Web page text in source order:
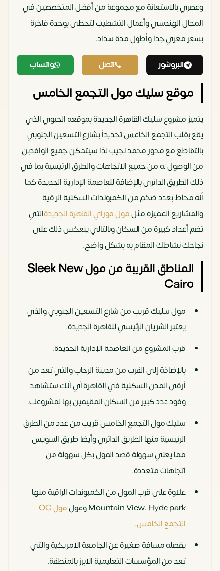
وعصري بالاستعانة مع مجموعة من أفضل المتخصصين في
المجال الهندسي وأعمال التشطيب لتحظى بوحدة فاخرة
بسعر مغري جدا وأطول مدة سداد.
البروشور اتصل واتساب
موقع سليك مول التجمع الخامس
يتميز مشروع سليك القاهرة الجديدة بموقعه الحيوي الذي
يقع بقلب التجمع الخامس تحديداً بشارع التسعين الجنوبي
بالتقاطع مع محور محمد نجيب لذا سيتمكن جميع الوافدين
من الوصول له من جميع الاتجاهات والطرق الرئيسية بما في
ذلك الطريق الدائرى بالإضافة للعاصمة الإدارية الجديدة كما
أنه محاط بعدد ضخم من الكمبوندات السكنية الراقية
والمشاريع المميزه مثلمول موراي القاهرة الجديدةالتي
تضم أعداد كبيرة من السكان وبالتالي ينعكس ذلك على
نجاحك نشاطك المقام به بشكل واضح.
المناطق القريبة من مول Sleek New
Cairo
مول سليك قريب من شارع التسعين الجنوبي والذي
يعتبر الشريان الرئيسي للقاهرة الجديدة.
قرب المشروع من العاصمة الإدارية الجديدة.
بالإضافة إلى القرب من مدينة الرحاب والتي تعد من
أرقى المدن السكنية في القاهرة أي أنك ستشاهد
وفود عدد كبير من السكان المقيمين بها لمشروعك.
سليك مول التجمع الخامس قريب من عدد من الطرق
الرئيسية منها الطريق الدائري وأيضا طريق السويس
مما يعني سهولة قصد المول بكل سهولة من
اتجاهات متعددة.
علاوة على قرب المول من الكمبوندات الراقية منها
Mountain View، Hyde park ومول
مول OC
التجمع الخامس.
يفصله مسافة صغيرة عن الجامعة الأمريكية والتي
تعد من المؤسسات التعليمية الأبرز بالمنطقة.